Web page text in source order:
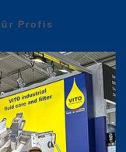
Profis